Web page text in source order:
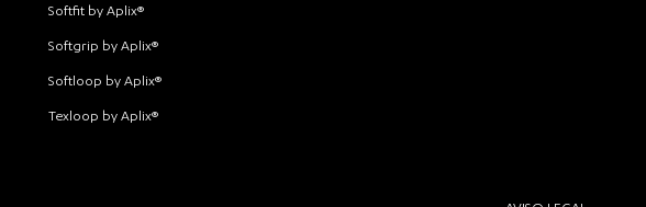
Softfit by Aplix®
Softgrip by Aplix®
Softloop by Aplix®
Texloop by Aplix®